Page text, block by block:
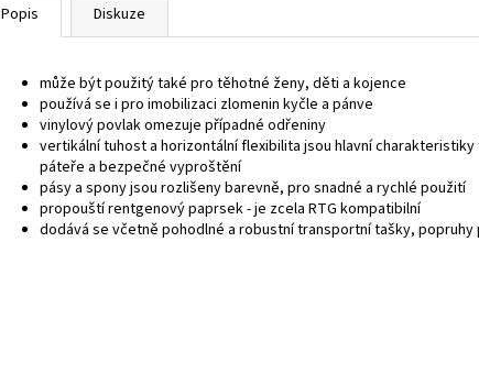
Popis Diskuze
může být použitý také pro těhotné ženy, děti a kojence
používá se i pro imobilizaci zlomenin kyčle a pánve
vinylový povlak omezuje případné odřeniny
vertikální tuhost a horizontální flexibilita jsou hlavní
páteře a bezpečné vyproštění
pásy a spony jsou rozlišeny barevně, pro snadné a rychlé použití
propouští rentgenový paprsek - je zcela RTG kompatibilní
dodává se včetně pohodlné a robustní transportní tašky,